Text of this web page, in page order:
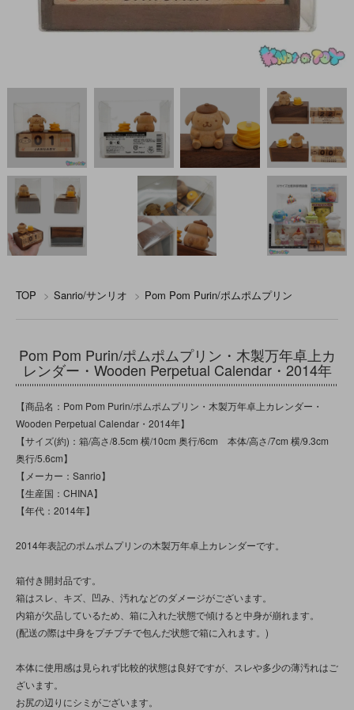
TOP > Sanrio/サンリオ > Pom Pom Purin/ポムポムプリン
Pom Pom Purin/ポムポムプリン・木製万年卓上カ
レンダー・Wooden Perpetual Calendar・2014年
【商品名：Pom Pom Purin/ポムポムプリン・木製万年卓上カレンダー・
Wooden Perpetual Calendar・2014年】
【サイズ(約)：箱/高さ/8.5cm 横/10cm 奥行/6cm 本体/高さ/7cm 横/9.3cm
奥行/5.6cm】
【メーカー：Sanrio】
【生産国：CHINA】
【年代：2014年】
2014年表記のポムポムプリンの木製万年卓上カレンダーです。
箱付き開封品です。
箱はスレ、キズ、凹み、汚れなどのダメージがございます。
内箱が欠品しているため、箱に入れた状態で傾けると中身が崩れます。
(配送の際は中身をプチプチで包んだ状態で箱に入れます。)
本体に使用感は見られず比較的状態は良好ですが、スレや多少の薄汚れはご
ざいます。
お尻の辺りにシミがございます。